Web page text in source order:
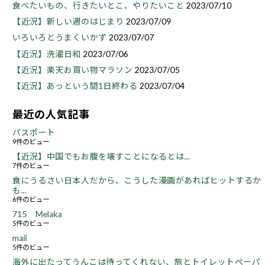
食べたいもの、行きたいとこ、やりたいこと 2023/07/10
【近況】新しい週のはじまり 2023/07/09
いろいろとうまくいかず 2023/07/07
【近況】洗濯日和 2023/07/06
【近況】楽天お買い物マラソン 2023/07/05
【近況】あっという間1日終わる 2023/07/04
最近の人気記事
パスポート
9件のビュー
【近況】中国でもお腹を壊すことになるとは...
7件のビュー
食にうるさい日本人だから、こうした漫画があればヒットするか
も...
6件のビュー
715 Melaka
5件のビュー
mail
5件のビュー
海外に出たってうんこは待ってくれない、旅とトイレットペーパ